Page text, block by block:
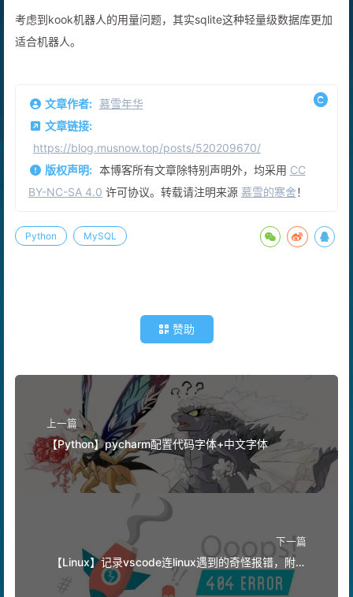
考虑到kook机器人的用量问题，其实sqlite这种轻量级数据库更加
适合机器人。
文章作者: 慕雪年华
文章链接:
https://blog.musnow.top/posts/520209670/
版权声明: 本博客所有文章除特别声明外，均采用 CC
BY-NC-SA 4.0 许可协议。转载请注明来源 慕雪的寒舍！
Python MySQL
赞助
上一篇
【Python】pycharm配置代码字体+中文字体
下一篇
【Linux】记录vscode连linux遇到的奇怪报错，附带
解决办法